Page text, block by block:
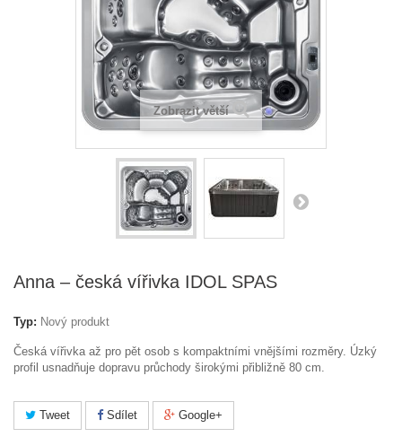
Zobrazit větší
Anna – česká vířivka IDOL SPAS
Typ: Nový produkt
Česká vířivka až pro pět osob s kompaktními vnějšími rozměry. Úzký
profil usnadňuje dopravu průchody širokými přibližně 80 cm.
Tweet Sdílet Google+